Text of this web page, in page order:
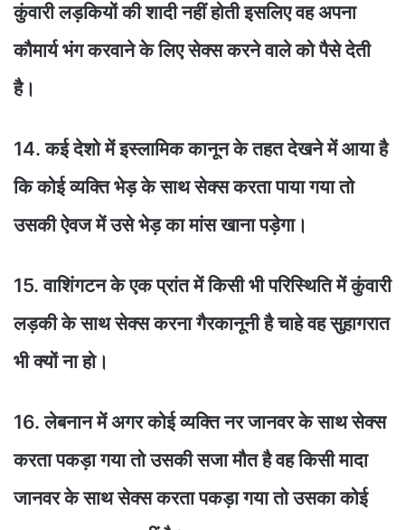
कुंवारी लड़कियों की शादी नहीं होती इसलिए वह अपना
कौमार्य भंग करवाने के लिए सेक्स करने वाले को पैसे देती
है।
14. कई देशो में इस्लामिक कानून के तहत देखने में आया है
कि कोई व्यक्ति भेड़ के साथ सेक्स करता पाया गया तो
उसकी ऐवज में उसे भेड़ का मांस खाना पड़ेगा।
15. वाशिंगटन के एक प्रांत में किसी भी परिस्थिति में कुंवारी
लड़की के साथ सेक्स करना गैरकानूनी है चाहे वह सुहागरात
भी क्यों ना हो।
16. लेबनान में अगर कोई व्यक्ति नर जानवर के साथ सेक्स
करता पकड़ा गया तो उसकी सजा मौत है वह किसी मादा
जानवर के साथ सेक्स करता पकड़ा गया तो उसका कोई